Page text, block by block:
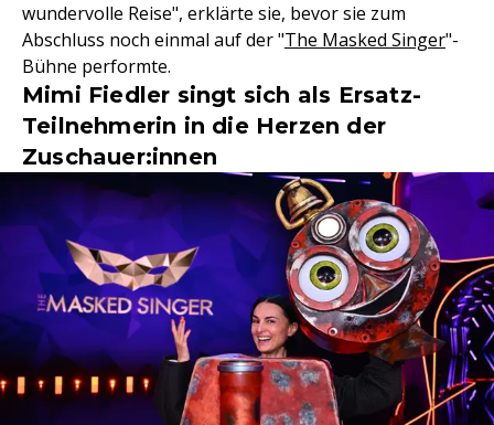
wundervolle Reise", erklärte sie, bevor sie zum
Abschluss noch einmal auf der "The Masked Singer"-
Bühne performte.
Mimi Fiedler singt sich als Ersatz-
Teilnehmerin in die Herzen der
Zuschauer:innen